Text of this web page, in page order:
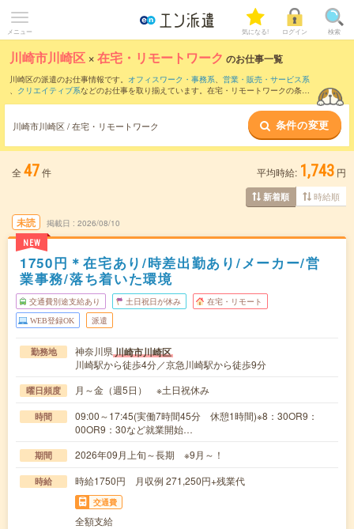
メニュー 気になる! ログイン 検索
川崎市川崎区 ×在宅・リモートワーク のお仕事一覧
川崎区の派遣のお仕事情報です。 オフィスワーク・事務系、 営業・販売・サービス系
、 クリエイティブ系などのお仕事を取り揃えています。在宅・リモートワークの条件
川崎市川崎区 / 在宅・リモートワーク 条件の変更
全 47件 平均時給: 1,743 円
新着順 時給順
未読
NEW
掲載日 2026/08/10
1750円＊在宅あり/時差出勤あり/メーカー/営
業事務/落ち着いた環境
交通費別途支給あり 土日祝日が休み 在宅・リモート
WEB登録OK 派遣
勤務地 神奈川県川崎市川崎区
川崎駅から徒歩4分／京急川崎駅から徒歩9分
曜日頻度 月～金（週5日） ※土日祝休み
時間
09:00～17:45(実働7時間45分 休憩1時間)※8：30OR9：
00OR9：30など就業開始…
期間 2026年09月上旬～長期 ※9月～！
時給 時給1750円 月収例 271,250円+残業代
交通費
全額支給